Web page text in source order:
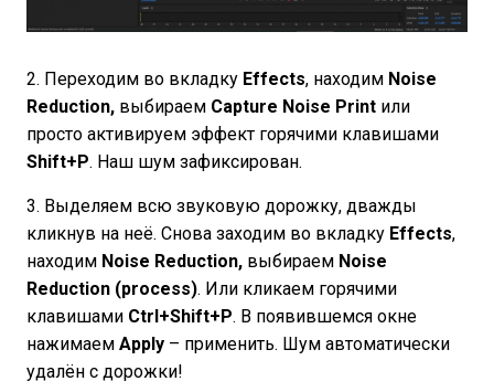
2. Переходим во вкладку Effects, находим Noise
Reduction, выбираем Capture Noise Print или
просто активируем эффект горячими клавишами
Shift+P. Наш шум зафиксирован.
3. Выделяем всю звуковую дорожку, дважды
кликнув на неё. Снова заходим во вкладку Effects,
находим Noise Reduction, выбираем Noise
Reduction (process). Или кликаем горячими
клавишами Ctrl+Shift+P. В появившемся окне
нажимаем Apply – применить. Шум автоматически
удалён с дорожки!